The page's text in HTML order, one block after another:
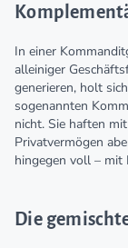
In einer
alleiniger
generieren, holt
sogenannten
nicht. Sie haften
Privatvermögen
hingegen voll – mit
Die